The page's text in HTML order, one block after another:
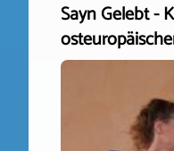
Sayn Gelebt -